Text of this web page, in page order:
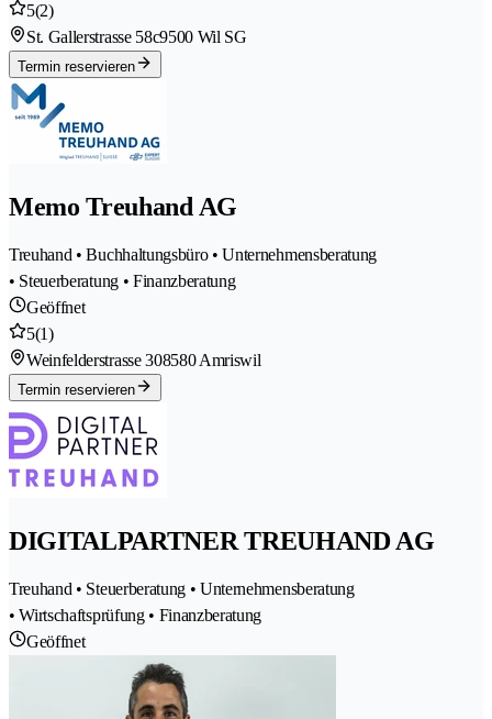
5(2)
St. Gallerstrasse 58c9500 Wil SG
Termin reservieren
Memo Treuhand AG
Treuhand • Buchhaltungsbüro • Unternehmensberatung
• Steuerberatung • Finanzberatung
Geöffnet
5(1)
Weinfelderstrasse 308580 Amriswil
Termin reservieren
DIGITALPARTNER TREUHAND AG
Treuhand • Steuerberatung • Unternehmensberatung
• Wirtschaftsprüfung • Finanzberatung
Geöffnet